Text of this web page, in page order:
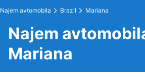
Najem avtomobila Brazil Mariana
Najem
Mariana